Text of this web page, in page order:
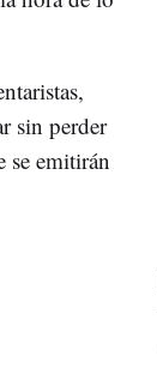
sin perder
se emitirán